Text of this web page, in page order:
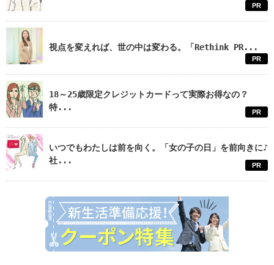
PR
視点を変えれば、世の中は変わる。「Rethink PR...
PR
18～25歳限定クレジットカードって実際お得なの？
特...
PR
いつでもわたしは前を向く。「女の子の日」を前向きに♪
社...
PR